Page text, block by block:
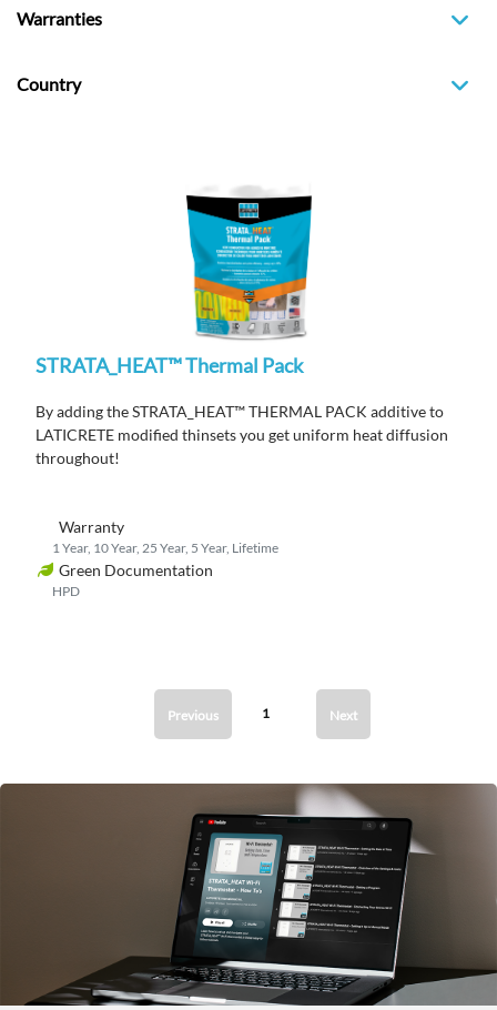
Warranties
Country
STRATA_HEAT™ Thermal Pack
By adding the STRATA_HEAT™ THERMAL PACK additive to
LATICRETE modified thinsets you get uniform heat diffusion
throughout!
Warranty
1 Year, 10 Year, 25 Year, 5 Year, Lifetime
Green Documentation
HPD
Previous 1 Next